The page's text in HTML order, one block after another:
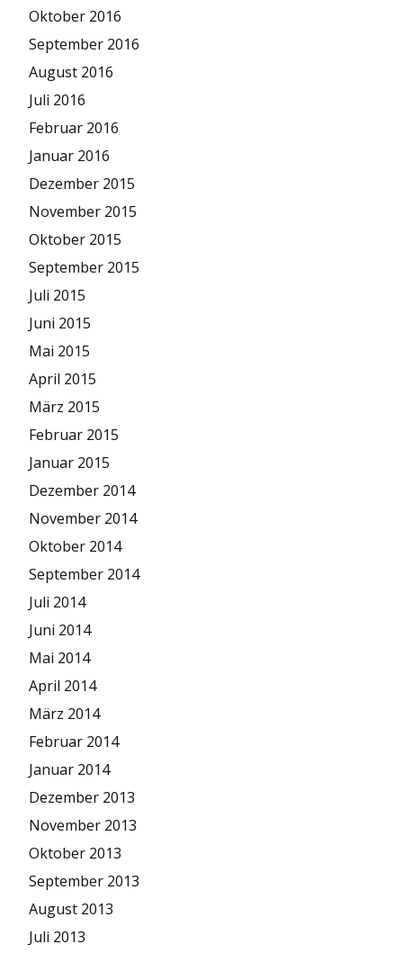
Oktober 2016
September 2016
August 2016
Juli 2016
Februar 2016
Januar 2016
Dezember 2015
November 2015
Oktober 2015
September 2015
Juli 2015
Juni 2015
Mai 2015
April 2015
März 2015
Februar 2015
Januar 2015
Dezember 2014
November 2014
Oktober 2014
September 2014
Juli 2014
Juni 2014
Mai 2014
April 2014
März 2014
Februar 2014
Januar 2014
Dezember 2013
November 2013
Oktober 2013
September 2013
August 2013
Juli 2013